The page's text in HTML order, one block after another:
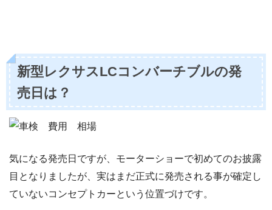
新型レクサスLCコンバーチブルの発
売日は？
気になる発売日ですが、モーターショーで初めてのお披露
目となりましたが、実はまだ正式に発売される事が確定し
ていないコンセプトカーという位置づけです。